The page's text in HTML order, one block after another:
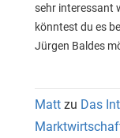
sehr interessant
könntest du es
Jürgen Baldes
Matt zu Das